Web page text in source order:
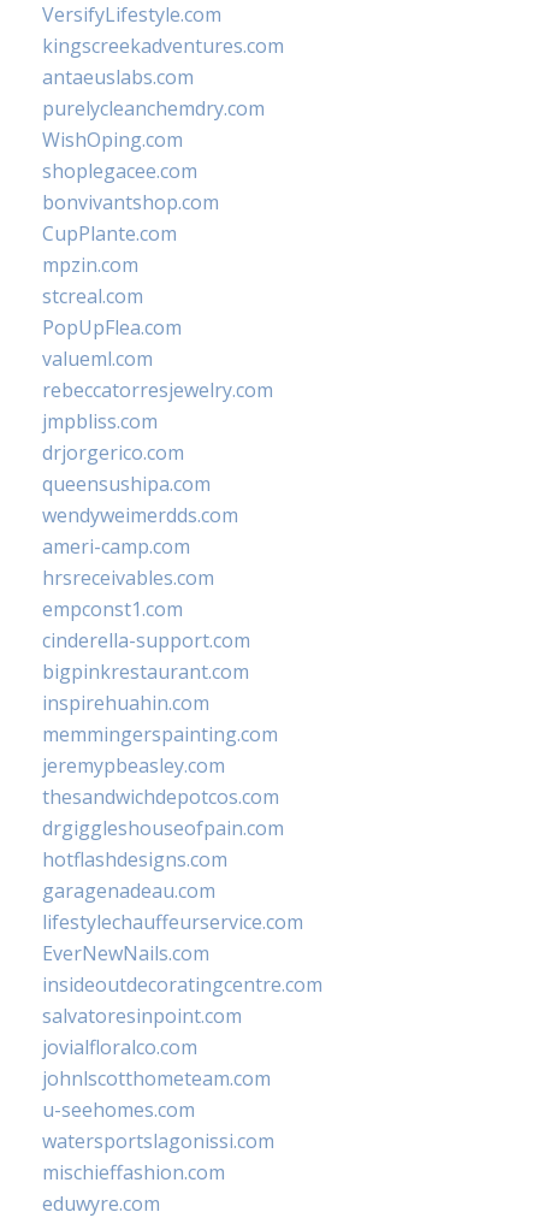
VersifyLifestyle.com
kingscreekadventures.com
antaeuslabs.com
purelycleanchemdry.com
WishOping.com
shoplegacee.com
bonvivantshop.com
CupPlante.com
mpzin.com
stcreal.com
PopUpFlea.com
valueml.com
rebeccatorresjewelry.com
jmpbliss.com
drjorgerico.com
queensushipa.com
wendyweimerdds.com
ameri-camp.com
hrsreceivables.com
empconst1.com
cinderella-support.com
bigpinkrestaurant.com
inspirehuahin.com
memmingerspainting.com
jeremypbeasley.com
thesandwichdepotcos.com
drgiggleshouseofpain.com
hotflashdesigns.com
garagenadeau.com
lifestylechauffeurservice.com
EverNewNails.com
insideoutdecoratingcentre.com
salvatoresinpoint.com
jovialfloralco.com
johnlscotthometeam.com
u-seehomes.com
watersportslagonissi.com
mischieffashion.com
eduwyre.com